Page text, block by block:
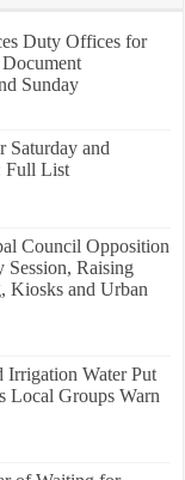
Duty Offices for
Sunday
Saturday and
Full List
Council Opposition
Raising
Kiosks and Urban
Irrigation Water Put
Local Groups Warn